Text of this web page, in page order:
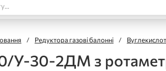
/ Редуктора газові балонні /
У-30-2ДМ з